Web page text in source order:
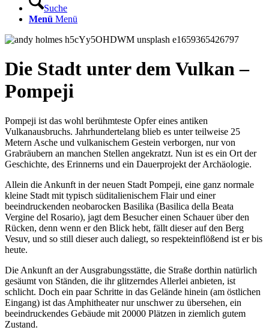
Suche
Menü Menü
Die Stadt unter dem Vulkan –
Pompeji
Pompeji ist das wohl berühmteste Opfer eines antiken
Vulkanausbruchs. Jahrhundertelang blieb es unter teilweise 25
Metern Asche und vulkanischem Gestein verborgen, nur von
Grabräubern an manchen Stellen angekratzt. Nun ist es ein Ort der
Geschichte, des Erinnerns und ein Dauerprojekt der Archäologie.
Allein die Ankunft in der neuen Stadt Pompeji, eine ganz normale
kleine Stadt mit typisch süditalienischem Flair und einer
beeindruckenden neobarocken Basilika (Basilica della Beata
Vergine del Rosario), jagt dem Besucher einen Schauer über den
Rücken, denn wenn er den Blick hebt, fällt dieser auf den Berg
Vesuv, und so still dieser auch daliegt, so respekteinflößend ist er bis
heute.
Die Ankunft an der Ausgrabungsstätte, die Straße dorthin natürlich
gesäumt von Ständen, die ihr glitzerndes Allerlei anbieten, ist
schlicht. Doch ein paar Schritte in das Gelände hinein (am östlichen
Eingang) ist das Amphitheater nur unschwer zu übersehen, ein
beeindruckendes Gebäude mit 20000 Plätzen in ziemlich gutem
Zustand.